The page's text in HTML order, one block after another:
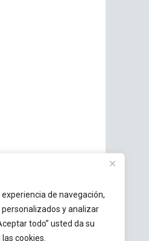
de navegación,
y analizar
todo” usted da su
cookies.